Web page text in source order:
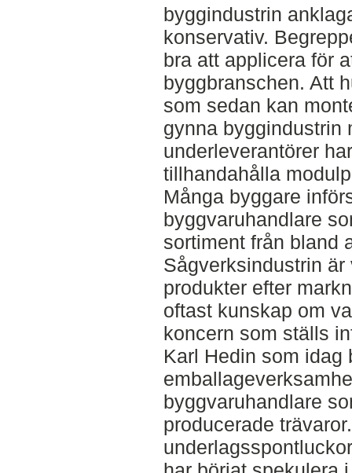
byggindustrin
konservativ.
bra att applicera för
byggbranschen. Att
som sedan kan
gynna byggindustrin
underleverantörer
tillhandahålla
Många byggare
byggvaruhandlare
sortiment från bland
Sågverksindustrin
produkter efter
oftast kunskap om
koncern som ställs
Karl Hedin som idag
byggvaruhandlare
producerade